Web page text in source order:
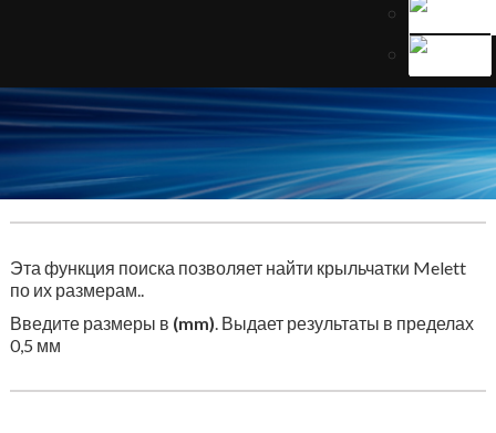
Эта функция поиска позволяет найти крыльчатки Melett
по их размерам..
Введите размеры в (mm). Выдает результаты в пределах
0,5 мм